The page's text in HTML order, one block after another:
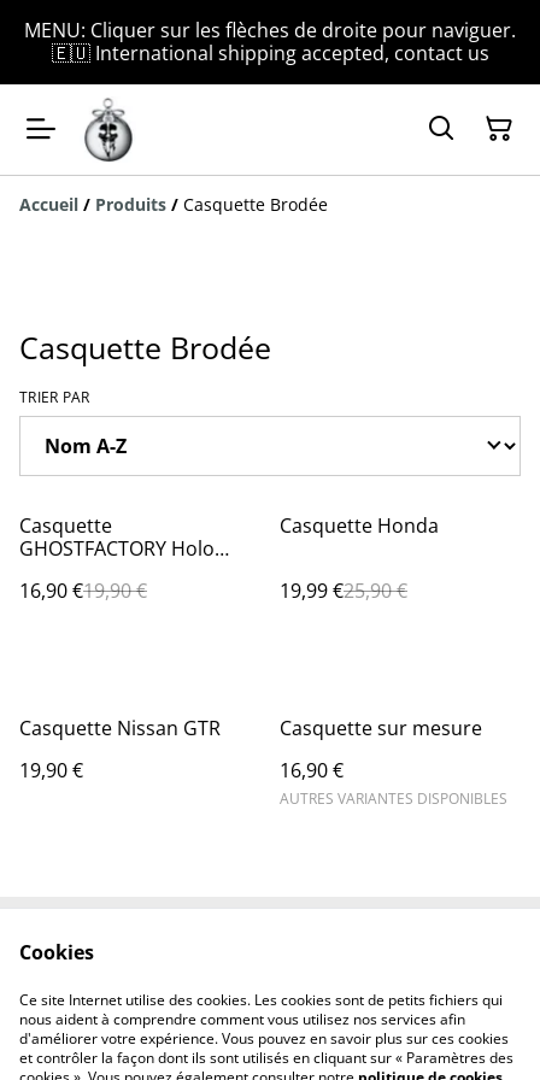
MENU: Cliquer sur les flèches de droite pour naviguer.
🇪🇺 International shipping accepted, contact us
Accueil / Produits / Casquette Brodée
Casquette Brodée
TRIER PAR
%
Casquette
GHOSTFACTORY Holo
16,90 €19,90 €
%
Casquette Honda
19,99 €25,90 €
Casquette Nissan GTR
19,90 €
Casquette sur mesure
16,90 €
AUTRES VARIANTES DISPONIBLES
Politique de
confidentialité
Politique des cookies
Cookies
Ce site Internet utilise des cookies. Les cookies sont de petits fichiers qui
nous aident à comprendre comment vous utilisez nos services afin
d'améliorer votre expérience. Vous pouvez en savoir plus sur ces cookies
et contrôler la façon dont ils sont utilisés en cliquant sur « Paramètres des